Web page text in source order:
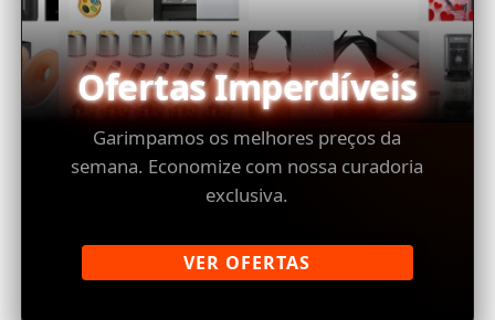
Ofertas Imperdíveis
Garimpamos os melhores preços da
semana. Economize com nossa curadoria
exclusiva.
VER OFERTAS